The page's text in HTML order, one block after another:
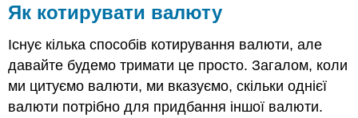
Як котирувати валюту
Існує кілька способів котирування валюти, але
давайте будемо тримати це просто. Загалом, коли
ми цитуємо валюти, ми вказуємо, скільки однієї
валюти потрібно для придбання іншої валюти.